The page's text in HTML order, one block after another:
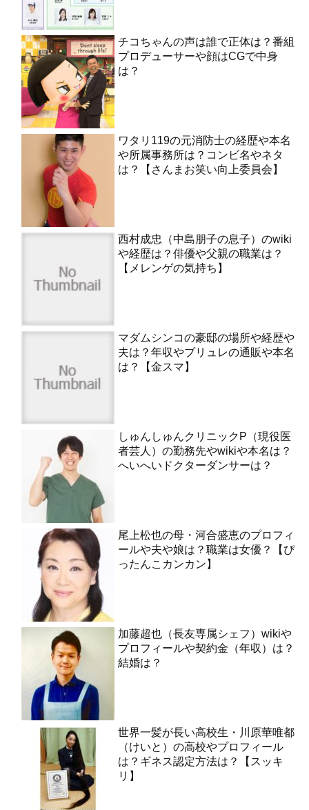
チコちゃんの声は誰で正体は？番組
プロデューサーや顔はCGで中身
は？
ワタリ119の元消防士の経歴や本名
や所属事務所は？コンビ名やネタ
は？【さんまお笑い向上委員会】
西村成忠（中島朋子の息子）のwiki
や経歴は？俳優や父親の職業は？
【メレンゲの気持ち】
マダムシンコの豪邸の場所や経歴や
夫は？年収やブリュレの通販や本名
は？【金スマ】
しゅんしゅんクリニックP（現役医
者芸人）の勤務先やwikiや本名は？
へいへいドクターダンサーは？
尾上松也の母・河合盛恵のプロフィ
ールや夫や娘は？職業は女優？【ぴ
ったんこカンカン】
加藤超也（長友専属シェフ）wikiや
プロフィールや契約金（年収）は？
結婚は？
世界一髪が長い高校生・川原華唯都
（けいと）の高校やプロフィール
は？ギネス認定方法は？【スッキ
リ】